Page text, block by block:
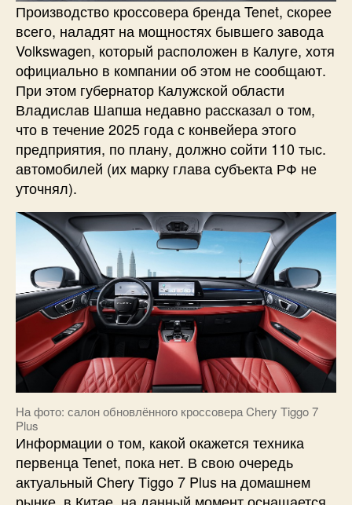
Производство кроссовера бренда Tenet, скорее
всего, наладят на мощностях бывшего завода
Volkswagen, который расположен в Калуге, хотя
официально в компании об этом не сообщают.
При этом губернатор Калужской области
Владислав Шапша недавно рассказал о том,
что в течение 2025 года с конвейера этого
предприятия, по плану, должно сойти 110 тыс.
автомобилей (их марку глава субъекта РФ не
уточнял).
На фото: салон обновлённого кроссовера Chery Tiggo 7
Plus
Информации о том, какой окажется техника
первенца Tenet, пока нет. В свою очередь
актуальный Chery Tiggo 7 Plus на домашнем